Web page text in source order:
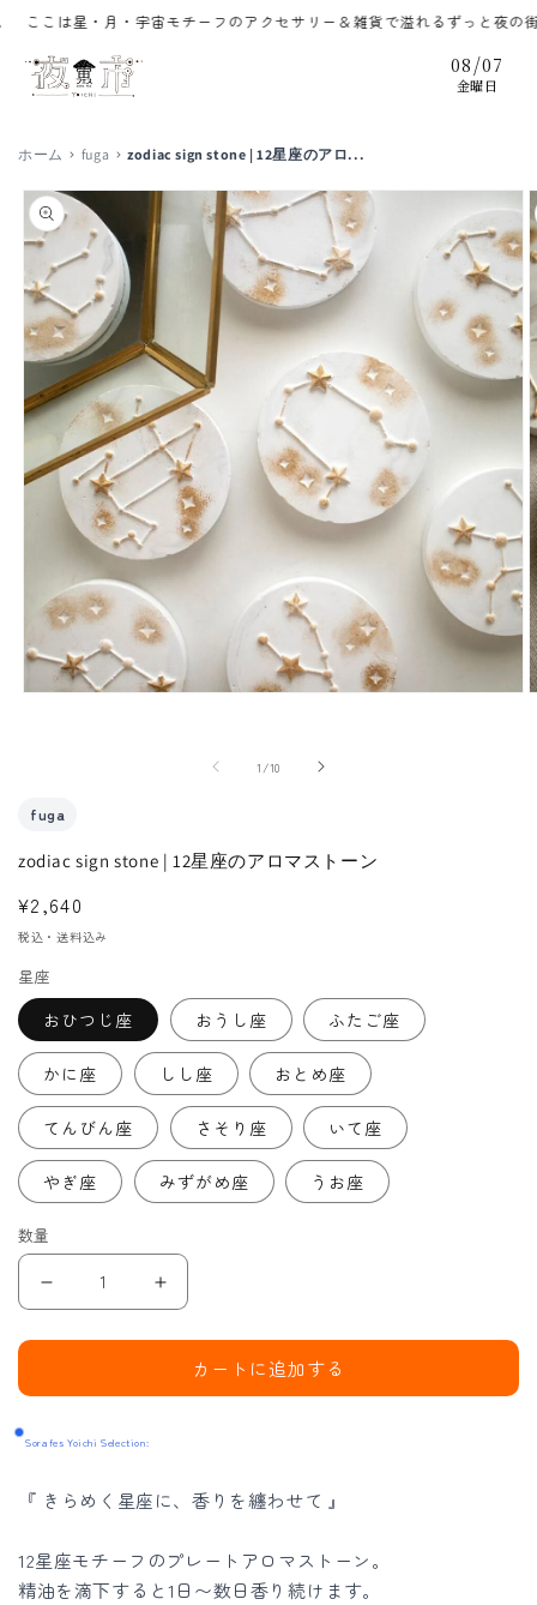
ンツに
星・月・宇宙モチーフのアクセサリー＆雑貨で溢れるずっと夜の街。宙
08 /07
金曜日
ホーム fuga zodiac sign stone | 12星座のアロ...
商品情
報にス
キップ
で
デ
ア
(1)
を
開
1 /の
10
fuga
zodiac sign stone | 12星座のアロマストーン
通
常
格
¥2,640
税込・送料込み
星座
おひつじ座 おうし座 ふたご座
かに座 しし座 おとめ座
てんびん座 さそり座 いて座
やぎ座 みずがめ座 うお座
数量
zodiac
|
座
ア
ロ
zodiac
stone
|
座
ア
ロ
カートに追加する
Sorafes Yoichi Selection:
『 きらめく星座に、香りを纏わせて 』
12星座モチーフのプレートアロマストーン。
精油を滴下すると1日〜数日香り続けます。